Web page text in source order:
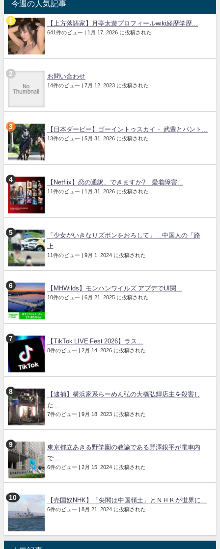
今週の人気記事
【上方落語家】月亭太遊プロフィールwiki経歴学歴...
641件のビュー | 1月 17, 2026 に投稿された
お問い合わせ
14件のビュー | 7月 12, 2023 に投稿された
【日本ダービー】ゴーイントゥスカイ・ 武豊とパント...
13件のビュー | 5月 31, 2026 に投稿された
【Netflix】恋の通訳、できますか? 愛着障害...
11件のビュー | 1月 31, 2026 に投稿された
「少女がいきなりズボンをおろして」…中国人の「路
上...
11件のビュー | 9月 1, 2024 に投稿された
【MHWilds】モンハンワイルズ アプデでUI関...
10件のビュー | 6月 21, 2025 に投稿された
【TikTok LIVE Fest 2026】ラス...
8件のビュー | 2月 14, 2026 に投稿された
【逮捕】横浜家系らーめん弘の大橋弘輝店主を殺害し
た...
7件のビュー | 9月 18, 2023 に投稿された
東京都立あきる野学園の教諭である野澤銀平が電車内
で...
6件のビュー | 2月 15, 2024 に投稿された
【売国奴NHK】「尖閣は中国領土」とＮＨＫが世界に...
6件のビュー | 8月 21, 2024 に投稿された